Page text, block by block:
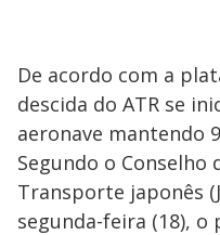
De acordo com a
descida do ATR se
aeronave mantendo
Segundo o Conselho
Transporte japonês
segunda-feira (18),